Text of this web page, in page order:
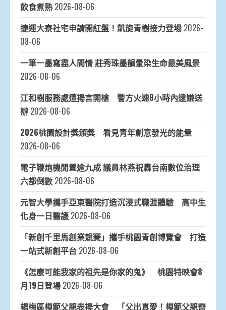
飲食煮熟 2026-08-06
捷運大寮社宅申請開紅盤！凱旋青樹接力登場 2026-
08-06
一筆一墨寫盡人間情 莊秀珠墨韻暈染生命最美風景
2026-08-06
江和樹服務處遭揚言開槍 警方火速8小時內逮嫌送
辦 2026-08-06
2026桃園設計獎頒獎 看見青年創意發光的能量
2026-08-06
電子鞭炮機閒置逾九成 議員林燕祝轟台南數位治理
六都倒數 2026-08-06
元智大學攜手亞東醫院打造沉浸式職涯體驗 高中生
化身一日醫護 2026-08-06
「新創千里馬創業競賽」攜手桃園青創博覽會 打造
一站式新創平台 2026-08-06
《怎麼可能我家的祖先是你家的鬼》 桃園特映會8
月19日登場 2026-08-06
楊梅區模範父親表揚大會 「父出真愛！模範父親齊